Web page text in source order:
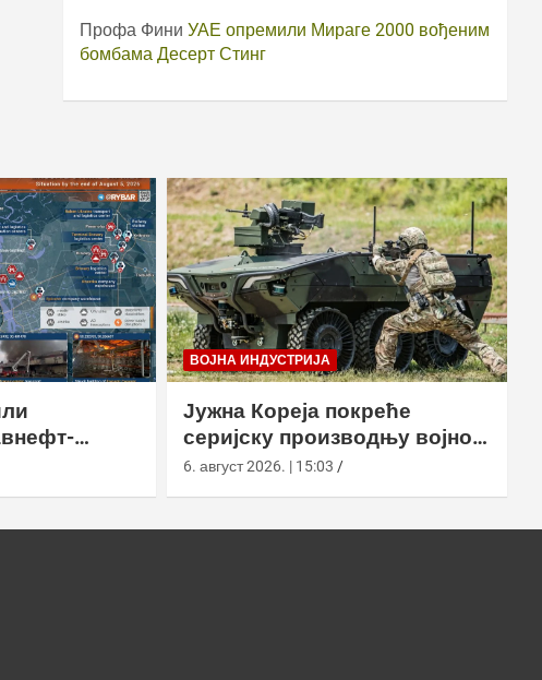
Профа Фини УАЕ опремили Мираге 2000 вођеним
бомбама Десерт Стинг
ВОЈНА ИНДУСТРИЈА
Јужна Кореја покреће
серијску производњу војног
робота Арион-СМЕТ
6. август 2026. | 15:03